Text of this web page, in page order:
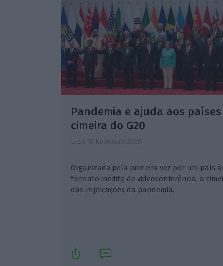
Pandemia e ajuda aos
cimeira do G20
Lusa, 19 Novembro 2020
Organizada pela primeira vez por um país
formato inédito de videoconferência, a
das implicações da pandemia.